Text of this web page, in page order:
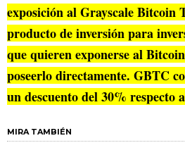
exposición al Grayscale Bitcoin
producto de inversión para
que quieren exponerse al
poseerlo directamente. GBTC
un descuento del 30% respecto
MIRA TAMBIÉN